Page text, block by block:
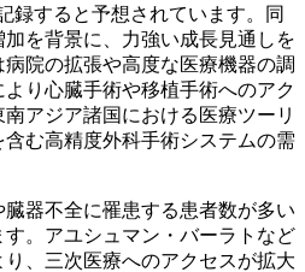
録すると予想されています。同
を背景に、力強い成長見通しを
院の拡張や高度な医療機器の調
り心臓手術や移植手術へのアク
アジア諸国における医療ツーリ
む高精度外科手術システムの需
器不全に罹患する患者数が多い
。アユシュマン・バーラトなど
、三次医療へのアクセスが拡大